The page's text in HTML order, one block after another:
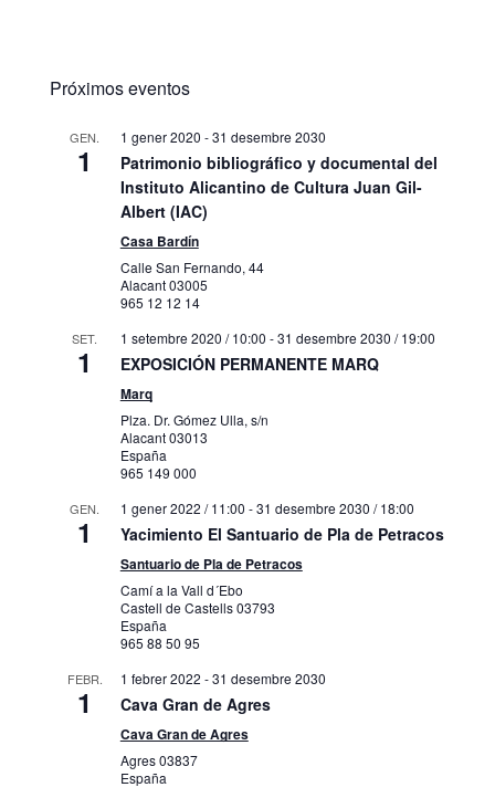
Próximos eventos
GEN.
1
1 gener 2020 -31 desembre 2030
Patrimonio bibliográfico y documental del
Instituto Alicantino de Cultura Juan Gil-
Albert (IAC)
Casa Bardín
Calle San Fernando, 44
Alacant03005
965 12 12 14
SET.
1
1 setembre 2020 / 10:00 -31 desembre 2030 / 19:00
EXPOSICIÓN PERMANENTE MARQ
Marq
Plza. Dr. Gómez Ulla, s/n
Alacant03013
España
965 149 000
GEN.
1
1 gener 2022 / 11:00 -31 desembre 2030 / 18:00
Yacimiento El Santuario de Pla de Petracos
Santuario de Pla de Petracos
Camí a la Vall d´Ebo
Castell de Castells03793
España
965 88 50 95
FEBR.
1
1 febrer 2022 -31 desembre 2030
Cava Gran de Agres
Cava Gran de Agres
Agres03837
España